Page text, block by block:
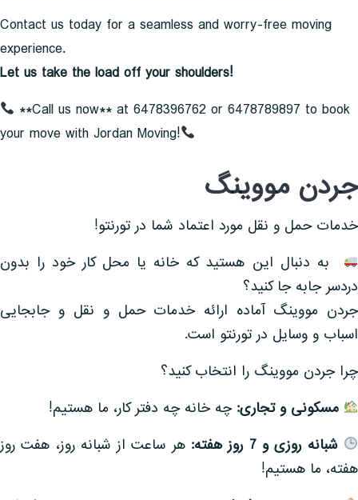
Contact us today for a seamless and worry-free moving
experience.
Let us take the load off your shoulders!
**Call us now** at 6478396762 or 6478789897 to book
your move with Jordan Moving!
جردن مووینگ
خدمات حمل و نقل مورد اعتماد شما در تورنتو!
به دنبال این هستید که خانه یا محل کار خود را بدون
دردسر جابه جا کنید؟
جردن مووینگ آماده ارائه خدمات حمل و نقل و جابجایی
اسباب و وسایل در تورنتو است.
چرا جردن مووینگ را انتخاب کنید؟
مسکونی و تجاری: چه خانه چه دفتر کار، ما هستیم!
شبانه روزی و 7 روز هفته:
هر ساعت از شبانه روز، هفت روز
هفته، ما هستیم!